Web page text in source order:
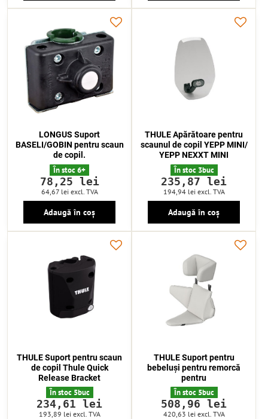
LONGUS Suport
BASELI/GOBIN pentru scaun
de copil.
În stoc 6+
78,25 lei
64,67 lei excl. TVA
Adaugă în coș
THULE Apărătoare pentru
scaunul de copil YEPP MINI/
YEPP NEXXT MINI
În stoc 3buc
235,87 lei
194,94 lei excl. TVA
Adaugă în coș
THULE Suport pentru scaun
de copil Thule Quick
Release Bracket
În stoc 5buc
234,61 lei
193,89 lei excl. TVA
THULE Suport pentru
bebeluși pentru remorcă
pentru
În stoc 5buc
508,96 lei
420,63 lei excl. TVA